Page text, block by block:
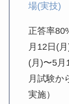
場(実技)
正答率
月12日(
(月)〜5
月試験か
実施）